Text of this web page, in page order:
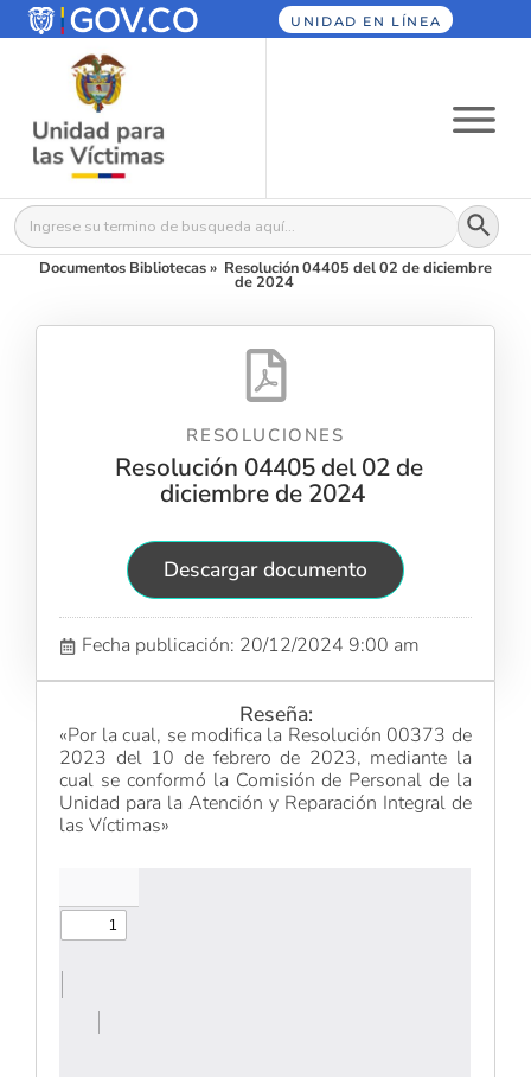
UNIDAD EN LÍNEA
Buscar: Botón
Documentos Bibliotecas» Resolución 04405 del 02 de diciembre
de 2024
RESOLUCIONES
Resolución 04405 del 02 de
diciembre de 2024
Descargar documento
Fecha publicación: 20/12/2024 9:00 am
Reseña:
«Por la cual, se modifica la Resolución 00373 de
2023 del 10 de febrero de 2023, mediante la
cual se conformó la Comisión de Personal de la
Unidad para la Atención y Reparación Integral de
las Víctimas»